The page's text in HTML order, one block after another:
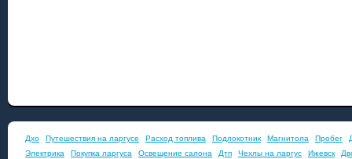
Дхо Путешествия на ларгусе Расход топлива Подлокотник Магнитола Пробег
Электрика Покупка ларгуса Освещение салона Дтп Чехлы на ларгус Ижевск